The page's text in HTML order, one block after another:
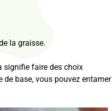
la graisse.
signifie faire des choix
base, vous pouvez